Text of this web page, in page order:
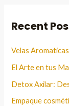
Recent
Velas
El Arte en tus
Detox Axilar:
Empaque